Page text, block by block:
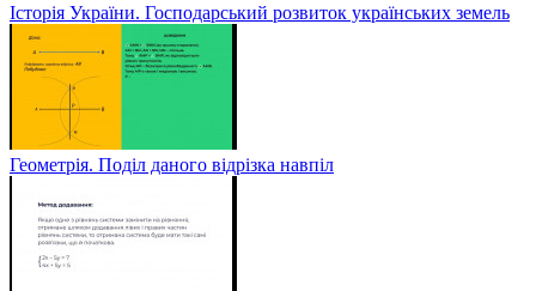
Історія України. Господарський розвиток українських земель
Геометрія. Поділ даного відрізка навпіл